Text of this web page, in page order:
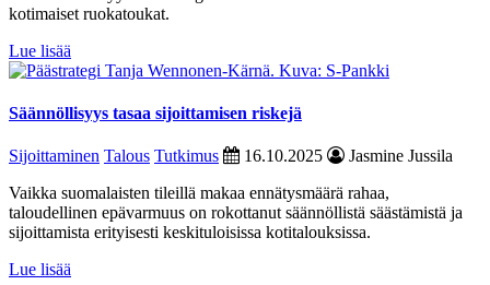
kotimaiset ruokatoukat.
Lue lisää
Säännöllisyys tasaa sijoittamisen riskejä
Sijoittaminen Talous Tutkimus 16.10.2025
Jasmine Jussila
Vaikka suomalaisten tileillä makaa ennätysmäärä rahaa,
taloudellinen epävarmuus on rokottanut säännöllistä säästämistä ja
sijoittamista erityisesti keskituloisissa kotitalouksissa.
Lue lisää